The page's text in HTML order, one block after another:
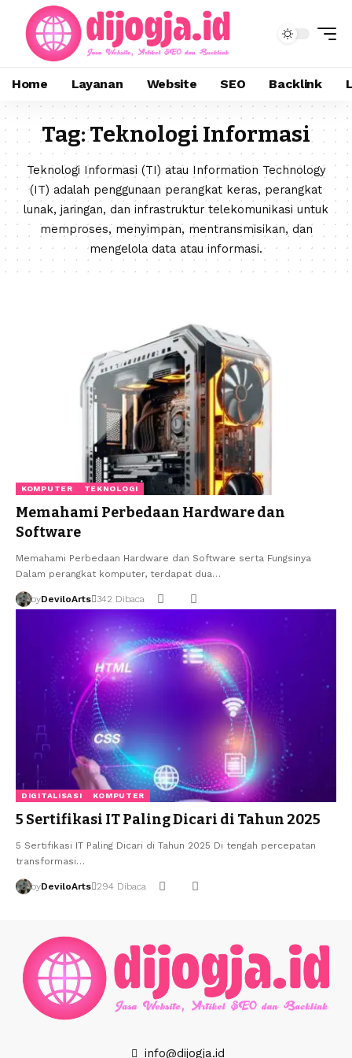
Home Layanan Website SEO Backlink
Tag:Teknologi Informasi
Teknologi Informasi (TI) atau Information Technology
(IT) adalah penggunaan perangkat keras, perangkat
lunak, jaringan, dan infrastruktur telekomunikasi untuk
memproses, menyimpan, mentransmisikan, dan
mengelola data atau informasi.
KOMPUTER TEKNOLOGI
Memahami Perbedaan Hardware dan
Software
Memahami Perbedaan Hardware dan Software serta Fungsinya
Dalam perangkat komputer, terdapat dua…
byDeviloArts 342 Dibaca
DIGITALISASI KOMPUTER
5 Sertifikasi IT Paling Dicari di Tahun 2025
5 Sertifikasi IT Paling Dicari di Tahun 2025 Di tengah percepatan
transformasi…
byDeviloArts 294 Dibaca
info@dijogja.id